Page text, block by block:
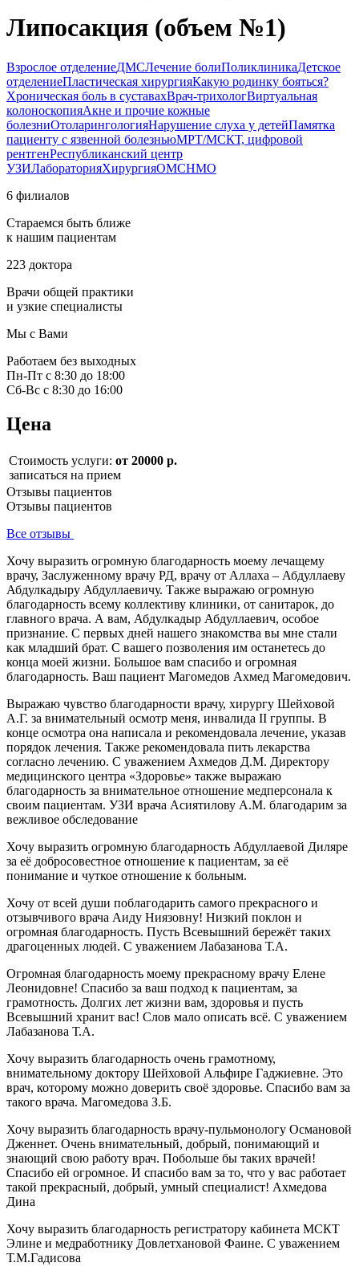
Липосакция (объем №1)
Взрослое отделениеДМСЛечение болиПоликлиникаДетское
отделениеПластическая хирургияКакую родинку бояться?
Хроническая боль в суставахВрач-трихологВиртуальная
колоноскопияАкне и прочие кожные
болезниОтоларингологияНарушение слуха у детейПамятка
пациенту с язвенной болезньюМРТ/МСКТ, цифровой
рентгенРеспубликанский центр
УЗИЛабораторияХирургияОМСНМО
6 филиалов
Стараемся быть ближе
к нашим пациентам
223 доктора
Врачи общей практики
и узкие специалисты
Мы с Вами
Работаем без выходных
Пн-Пт с 8:30 до 18:00
Сб-Вс с 8:30 до 16:00
Цена
Стоимость услуги: от 20000 р.
записаться на прием
Отзывы пациентов
Отзывы пациентов
Все отзывы
Хочу выразить огромную благодарность моему лечащему
врачу, Заслуженному врачу РД, врачу от Аллаха – Абдуллаеву
Абдулкадыру Абдуллаевичу. Также выражаю огромную
благодарность всему коллективу клиники, от санитарок, до
главного врача. А вам, Абдулкадыр Абдуллаевич, особое
признание. С первых дней нашего знакомства вы мне стали
как младший брат. С вашего позволения им останетесь до
конца моей жизни. Большое вам спасибо и огромная
благодарность. Ваш пациент Магомедов Ахмед Магомедович.
Выражаю чувство благодарности врачу, хирургу Шейховой
А.Г. за внимательный осмотр меня, инвалида II группы. В
конце осмотра она написала и рекомендовала лечение, указав
порядок лечения. Также рекомендовала пить лекарства
согласно лечению. С уважением Ахмедов Д.М. Директору
медицинского центра «Здоровье» также выражаю
благодарность за внимательное отношение медперсонала к
своим пациентам. УЗИ врача Асиятилову А.М. благодарим за
вежливое обследование
Хочу выразить огромную благодарность Абдуллаевой Диляре
за её добросовестное отношение к пациентам, за её
понимание и чуткое отношение к больным.
Хочу от всей души поблагодарить самого прекрасного и
отзывчивого врача Аиду Ниязовну! Низкий поклон и
огромная благодарность. Пусть Всевышний бережёт таких
драгоценных людей. С уважением Лабазанова Т.А.
Огромная благодарность моему прекрасному врачу Елене
Леонидовне! Спасибо за ваш подход к пациентам, за
грамотность. Долгих лет жизни вам, здоровья и пусть
Всевышний хранит вас! Слов мало описать всё. С уважением
Лабазанова Т.А.
Хочу выразить благодарность очень грамотному,
внимательному доктору Шейховой Альфире Гаджиевне. Это
врач, которому можно доверить своё здоровье. Спасибо вам за
такого врача. Магомедова З.Б.
Хочу выразить благодарность врачу-пульмонологу Османовой
Дженнет. Очень внимательный, добрый, понимающий и
знающий свою работу врач. Побольше бы таких врачей!
Спасибо ей огромное. И спасибо вам за то, что у вас работает
такой прекрасный, добрый, умный специалист! Ахмедова
Дина
Хочу выразить благодарность регистратору кабинета МСКТ
Элине и медработнику Довлетхановой Фаине. С уважением
Т.М.Гадисова